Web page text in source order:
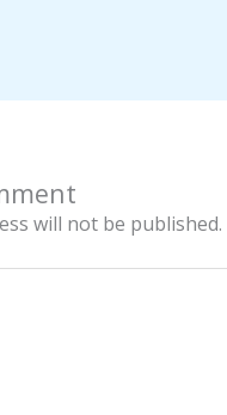
will not be published.